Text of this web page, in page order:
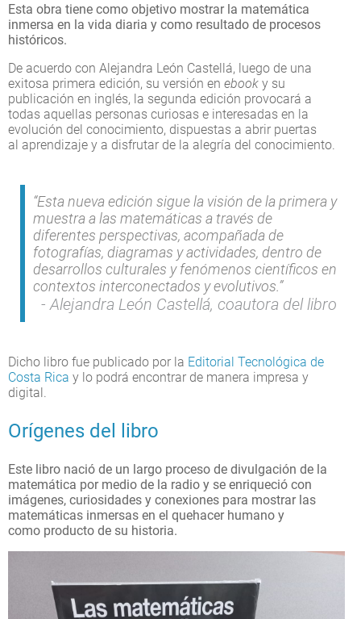
Esta obra tiene como objetivo mostrar la matemática
inmersa en la vida diaria y como resultado de procesos
históricos.
De acuerdo con Alejandra León Castellá, luego de una
exitosa primera edición, su versión en ebook y su
publicación en inglés, la segunda edición provocará a
todas aquellas personas curiosas e interesadas en la
evolución del conocimiento, dispuestas a abrir puertas
al aprendizaje y a disfrutar de la alegría del conocimiento.
“Esta nueva edición sigue la visión de la primera y
muestra a las matemáticas a través de
diferentes perspectivas, acompañada de
fotografías, diagramas y actividades, dentro de
desarrollos culturales y fenómenos científicos en
contextos interconectados y evolutivos.”
Alejandra León Castellá, coautora del libro
Dicho libro fue publicado por la Editorial Tecnológica de
Costa Rica y lo podrá encontrar de manera impresa y
digital.
Orígenes del libro
Este libro nació de un largo proceso de divulgación de la
matemática por medio de la radio y se enriqueció con
imágenes, curiosidades y conexiones para mostrar las
matemáticas inmersas en el quehacer humano y
como producto de su historia.